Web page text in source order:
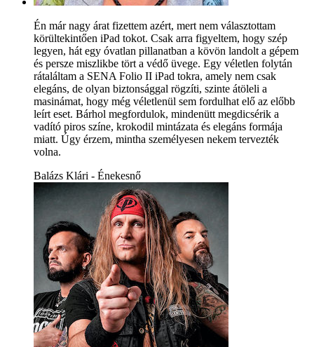
Én már nagy árat fizettem azért, mert nem választottam
körültekintően iPad tokot. Csak arra figyeltem, hogy szép
legyen, hát egy óvatlan pillanatban a kövön landolt a gépem
és persze miszlikbe tört a védő üvege. Egy véletlen folytán
rátaláltam a SENA Folio II iPad tokra, amely nem csak
elegáns, de olyan biztonsággal rögzíti, szinte átöleli a
masinámat, hogy még véletlenül sem fordulhat elő az előbb
leírt eset. Bárhol megfordulok, mindenütt megdicsérik a
vadító piros színe, krokodil mintázata és elegáns formája
miatt. Úgy érzem, mintha személyesen nekem tervezték
volna.
Balázs Klári - Énekesnő